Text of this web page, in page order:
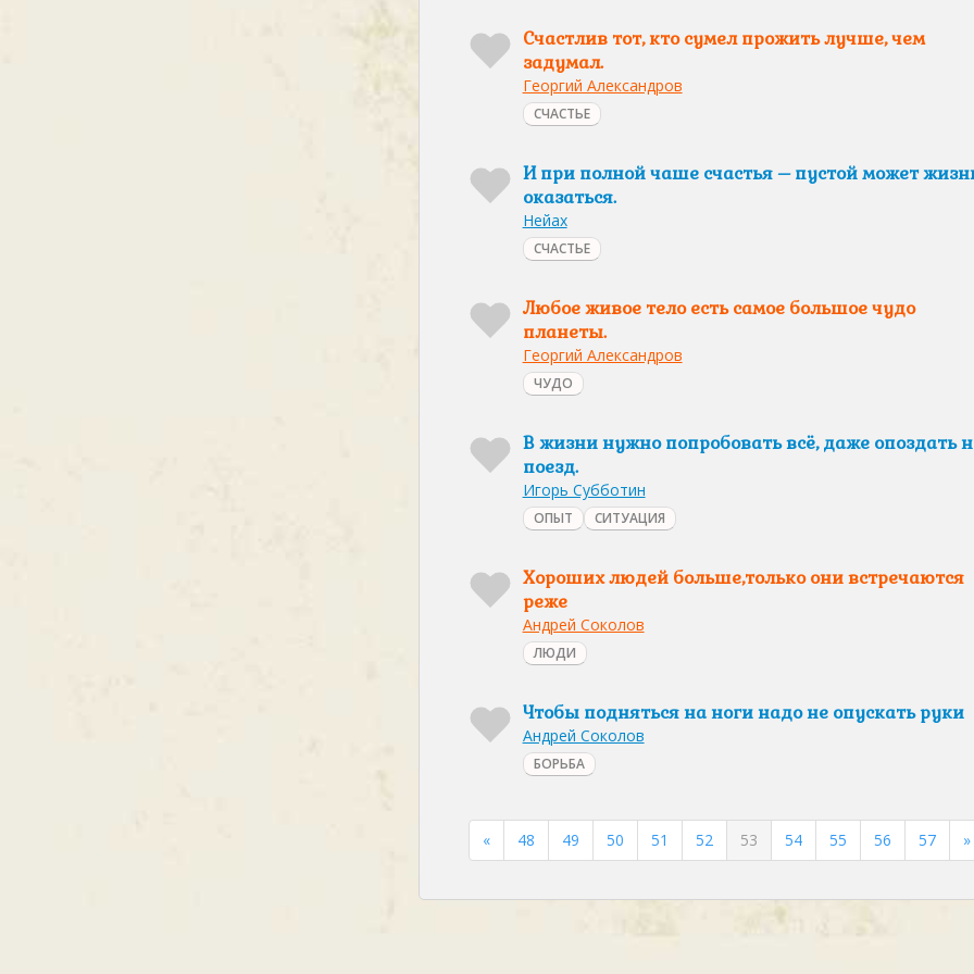
Счастлив тот, кто сумел прожить лучше, чем
задумал.
Георгий Александров
СЧАСТЬЕ
И при полной чаше счастья – пустой может
оказаться.
Нейах
СЧАСТЬЕ
Любое живое тело есть самое большое чудо
планеты.
Георгий Александров
ЧУДО
В жизни нужно попробовать всё, даже опоздать
поезд.
Игорь Субботин
ОПЫТ СИТУАЦИЯ
Хороших людей больше,только они встречаются
реже
Андрей Соколов
ЛЮДИ
Чтобы подняться на ноги надо не опускать руки
Андрей Соколов
БОРЬБА
« 48 49 50 51 52 53 54 55 56 57 »